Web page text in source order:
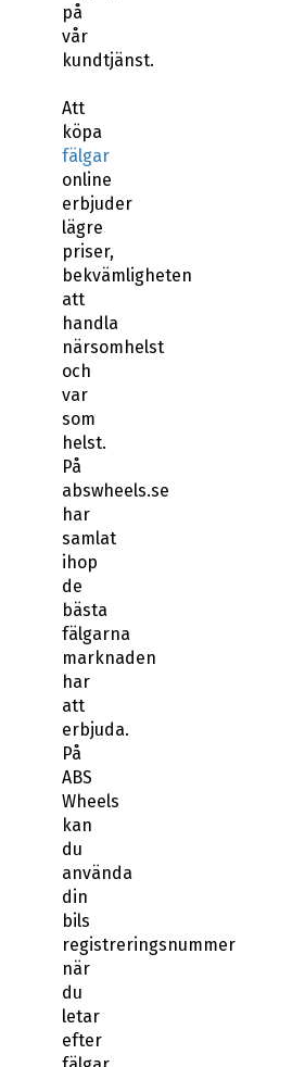
på
vår
kundtjänst.
Att
köpa
fälgar
online
erbjuder
lägre
priser,
bekvämligheten
att
handla
närsomhelst
och
var
som
helst.
På
abswheels.se
har
samlat
ihop
de
bästa
fälgarna
marknaden
har
att
erbjuda.
På
ABS
Wheels
kan
du
använda
din
bils
registreringsnummer
när
du
letar
efter